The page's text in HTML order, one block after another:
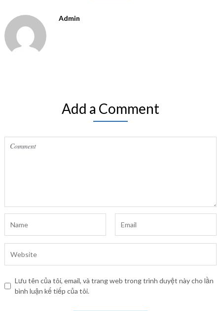
Admin
Add a Comment
Lưu tên của tôi, email, và trang web trong trình duyệt này cho lần
bình luận kế tiếp của tôi.